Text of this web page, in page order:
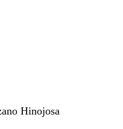
Hinojosa